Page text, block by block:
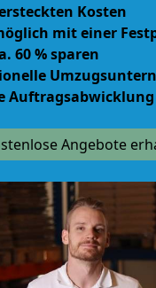
Kosten
mit einer
60 % sparen
Auftragsabwicklung
Angebote